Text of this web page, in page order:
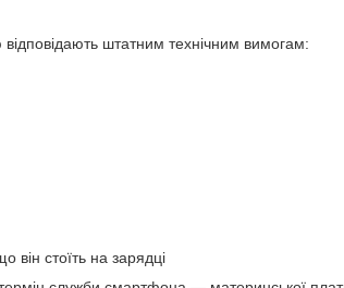
штатним технічним вимогам:
він стоїть на зарядці